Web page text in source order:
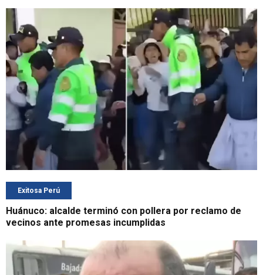
Exitosa Perú
Huánuco: alcalde terminó con pollera por reclamo de
vecinos ante promesas incumplidas